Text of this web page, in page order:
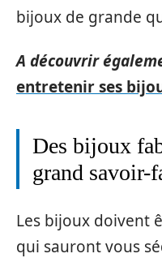
bijoux de grande
A découvrir
entretenir ses
Des bijoux
grand savoir-
Les bijoux doivent
qui sauront vous